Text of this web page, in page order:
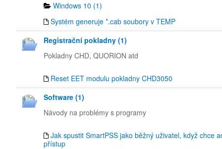
Windows 10 (1)
Systém generuje *.cab soubory v TEMP
Registrační pokladny (1)
Pokladny CHD, QUORION atd
Reset EET modulu pokladny CHD3050
Software (1)
Návody na problémy s programy
Jak spustit SmartPSS jako běžný uživatel, když chce
přístup